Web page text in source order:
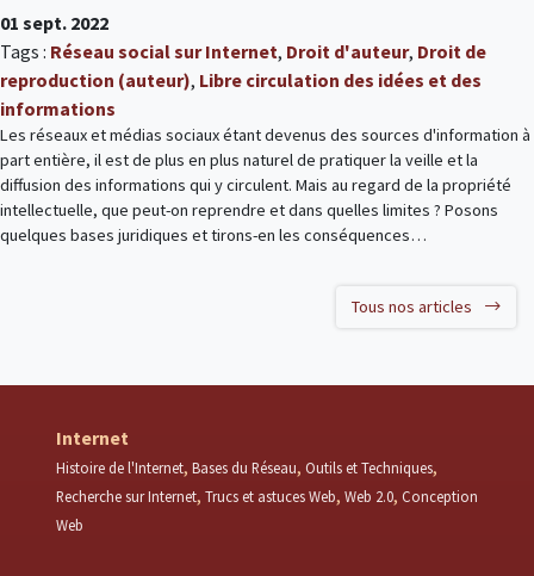
01 sept. 2022
Tags : Réseau social sur Internet, Droit d'auteur, Droit de
reproduction (auteur), Libre circulation des idées et des
informations
Les réseaux et médias sociaux étant devenus des sources d'information à
part entière, il est de plus en plus naturel de pratiquer la veille et la
diffusion des informations qui y circulent. Mais au regard de la propriété
intellectuelle, que peut-on reprendre et dans quelles limites ? Posons
quelques bases juridiques et tirons-en les conséquences…
Tous nos articles
Internet
Histoire de l'Internet Bases du Réseau Outils et Techniques
Recherche sur Internet Trucs et astuces Web Web 2.0 Conception
Web